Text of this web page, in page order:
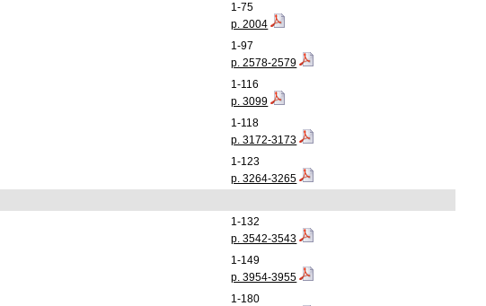
1-75
p. 2004
1-97
p. 2578-2579
1-116
p. 3099
1-118
p. 3172-3173
1-123
p. 3264-3265
1-132
p. 3542-3543
1-149
p. 3954-3955
1-180